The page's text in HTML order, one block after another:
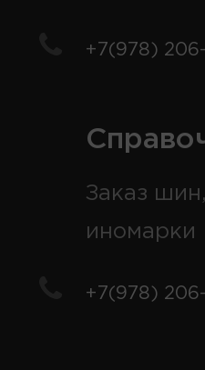
+7(978)
Заказ
иномарки
+7(978)